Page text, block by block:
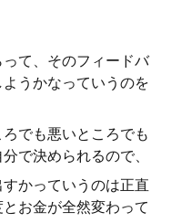
て、そのフィードバ
うかなっていうのを
でも悪いところでも
で決められるので、
かっていうのは正直
お金が全然変わって